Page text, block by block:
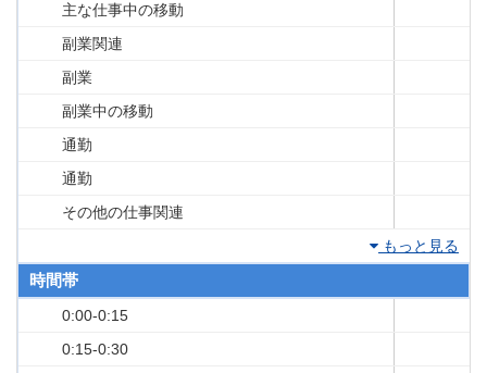
主な仕事中の移動
副業関連
副業
副業中の移動
通勤
通勤
その他の仕事関連
もっと見る
時間帯
0:00-0:15
0:15-0:30